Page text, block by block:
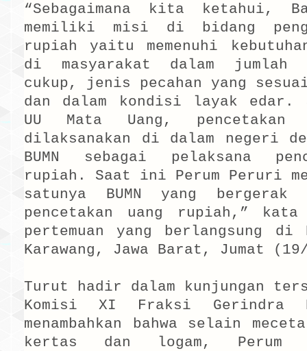
“Sebagaimana kita ketahui,
memiliki misi di bidang
rupiah yaitu memenuhi
di masyarakat dalam jumlah
cukup, jenis pecahan yang
dan dalam kondisi layak edar.
UU Mata Uang, pencetakan
dilaksanakan di dalam negeri
BUMN sebagai pelaksana
rupiah. Saat ini Perum Peruri
satunya BUMN yang bergerak
pencetakan uang rupiah,”
pertemuan yang berlangsung di
Karawang, Jawa Barat, Jumat
Turut hadir dalam kunjungan
Komisi XI Fraksi Gerindra
menambahkan bahwa selain
kertas dan logam, Perum